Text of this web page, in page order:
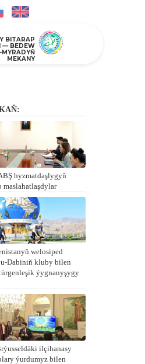
BITARAP
— BEDEW
MYRADYŇ
MEKANY
hyzmatdaşlygyň
welosiped
Dabiniň kluby bilen
ýygnanyşygy
ilçihanasy
ýurdumyz bilen